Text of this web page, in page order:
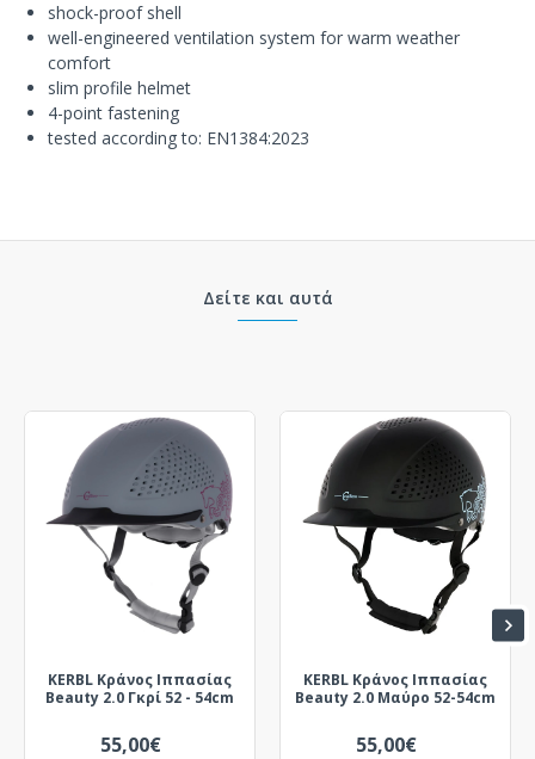
shock-proof shell
well-engineered ventilation system for warm weather
comfort
slim profile helmet
4-point fastening
tested according to: EN1384:2023
Δείτε και αυτά
KERBL Κράνος Ιππασίας
Beauty 2.0 Γκρί 52 - 54cm
55,00€
KERBL Κράνος Ιππασίας
Beauty 2.0 Μαύρο 52-54cm
55,00€